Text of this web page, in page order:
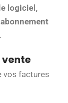
logiciel,
.
vente
vos factures